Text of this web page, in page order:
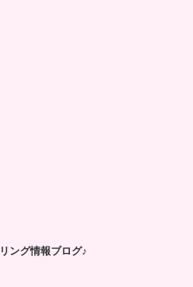
ング情報ブログ♪